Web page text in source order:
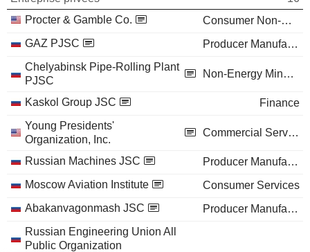
Procter & Gamble Co.
Consumer Non-Durables
GAZ PJSC
Producer Manufacturing
Chelyabinsk Pipe-Rolling Plant
PJSC
Non-Energy Minerals
Kaskol Group JSC
Finance
Young Presidents'
Organization, Inc.
Commercial Services
Russian Machines JSC
Producer Manufacturing
Moscow Aviation Institute
Consumer Services
Abakanvagonmash JSC
Producer Manufacturing
Russian Engineering Union All
Public Organization